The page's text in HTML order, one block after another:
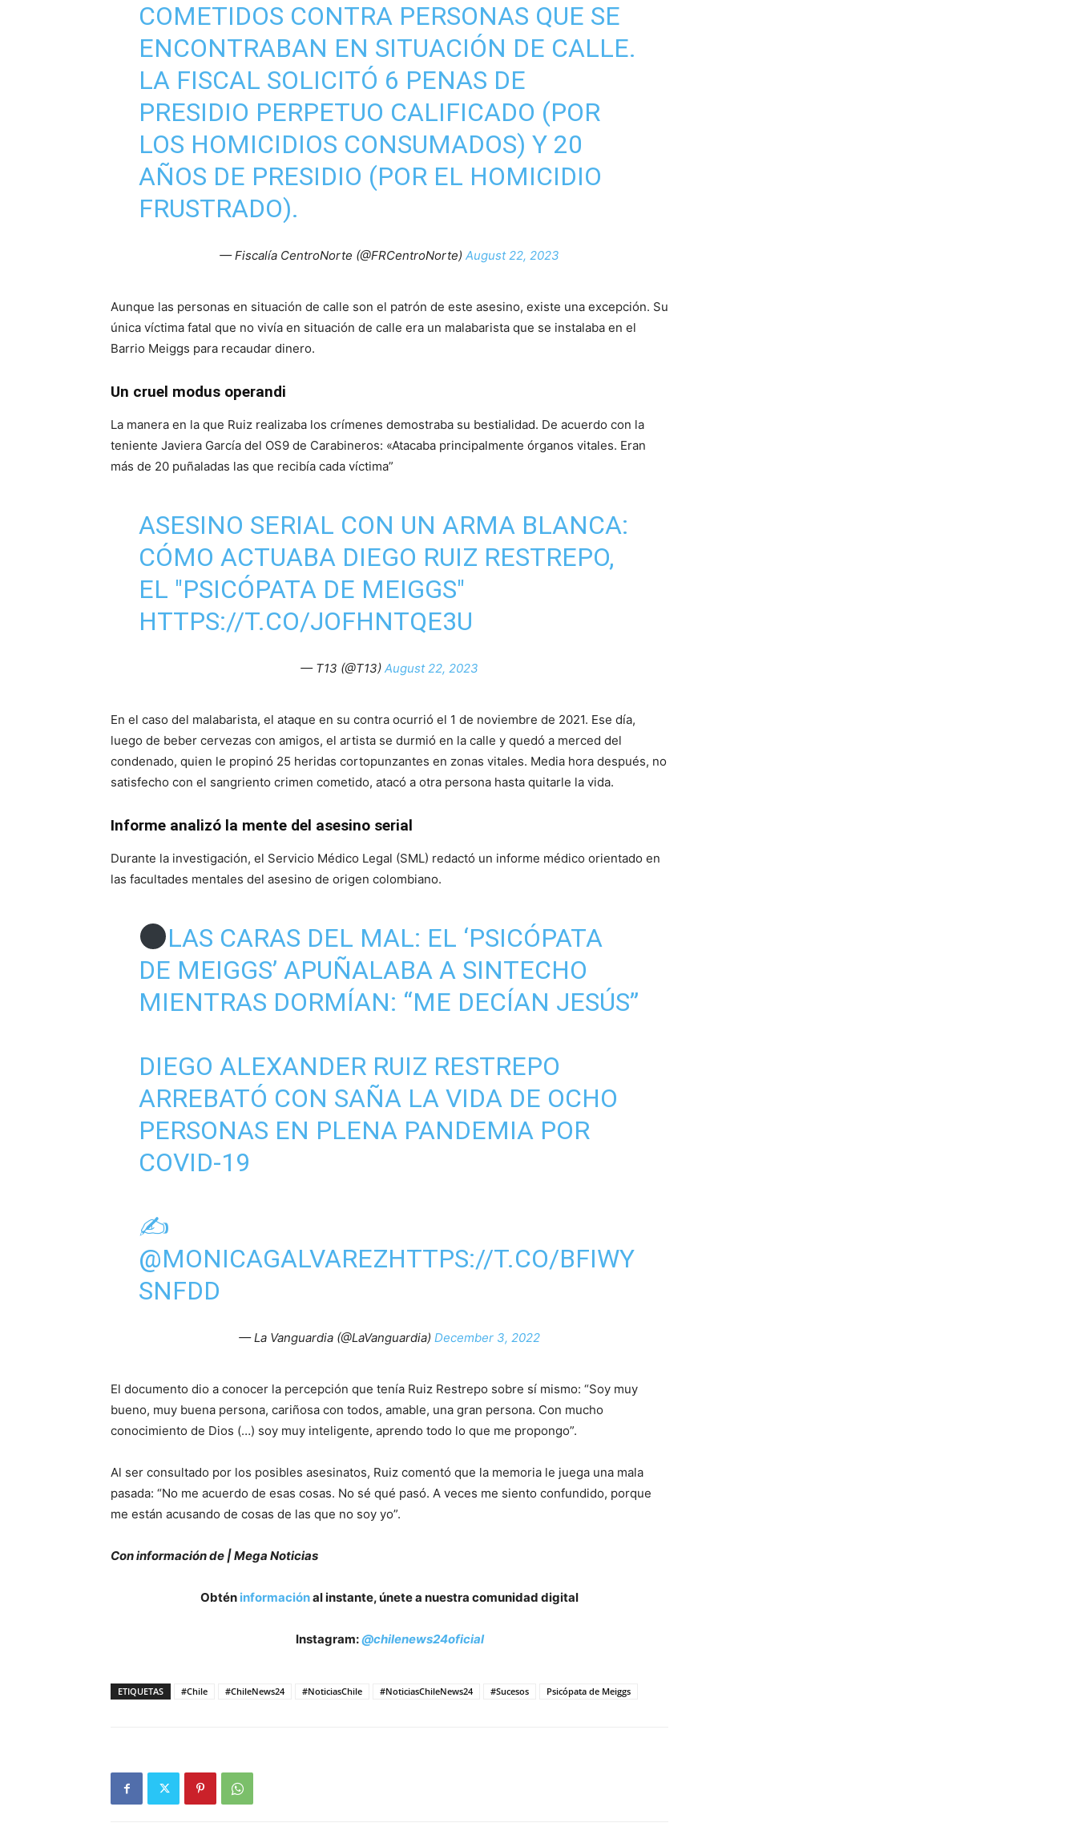
COMETIDOS CONTRA PERSONAS QUE SE
ENCONTRABAN EN SITUACIÓN DE CALLE.
LA FISCAL SOLICITÓ 6 PENAS DE
PRESIDIO PERPETUO CALIFICADO (POR
LOS HOMICIDIOS CONSUMADOS) Y 20
AÑOS DE PRESIDIO (POR EL HOMICIDIO
FRUSTRADO).
— Fiscalía CentroNorte (@FRCentroNorte) August 22, 2023
Aunque las personas en situación de calle son el patrón de este asesino, existe una excepción. Su
única víctima fatal que no vivía en situación de calle era un malabarista que se instalaba en el
Barrio Meiggs para recaudar dinero.
Un cruel modus operandi
La manera en la que Ruiz realizaba los crímenes demostraba su bestialidad. De acuerdo con la
teniente Javiera García del OS9 de Carabineros: «Atacaba principalmente órganos vitales. Eran
más de 20 puñaladas las que recibía cada víctima”
ASESINO SERIAL CON UN ARMA BLANCA:
CÓMO ACTUABA DIEGO RUIZ RESTREPO,
EL "PSICÓPATA DE MEIGGS"
HTTPS://T.CO/JOFHNTQE3U
— T13 (@T13) August 22, 2023
En el caso del malabarista, el ataque en su contra ocurrió el 1 de noviembre de 2021. Ese día,
luego de beber cervezas con amigos, el artista se durmió en la calle y quedó a merced del
condenado, quien le propinó 25 heridas cortopunzantes en zonas vitales. Media hora después, no
satisfecho con el sangriento crimen cometido, atacó a otra persona hasta quitarle la vida.
Informe analizó la mente del asesino serial
Durante la investigación, el Servicio Médico Legal (SML) redactó un informe médico orientado en
las facultades mentales del asesino de origen colombiano.
LAS CARAS DEL MAL: EL ‘PSICÓPATA
DE MEIGGS’ APUÑALABA A SINTECHO
MIENTRAS DORMÍAN: “ME DECÍAN JESÚS”
DIEGO ALEXANDER RUIZ RESTREPO
ARREBATÓ CON SAÑA LA VIDA DE OCHO
PERSONAS EN PLENA PANDEMIA POR
COVID-19
✍️
@MONICAGALVAREZHTTPS://T.CO/BFIWY
SNFDD
— La Vanguardia (@LaVanguardia) December 3, 2022
El documento dio a conocer la percepción que tenía Ruiz Restrepo sobre sí mismo: “Soy muy
bueno, muy buena persona, cariñosa con todos, amable, una gran persona. Con mucho
conocimiento de Dios (…) soy muy inteligente, aprendo todo lo que me propongo”.
Al ser consultado por los posibles asesinatos, Ruiz comentó que la memoria le juega una mala
pasada: “No me acuerdo de esas cosas. No sé qué pasó. A veces me siento confundido, porque
me están acusando de cosas de las que no soy yo”.
Con información de | Mega Noticias
Obtén informaciónal instante, únete a nuestra comunidad digital
Instagram:@chilenews24oficial
ETIQUETAS #Chile #ChileNews24 #NoticiasChile #NoticiasChileNews24 #Sucesos Psicópata de Meiggs